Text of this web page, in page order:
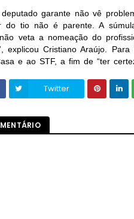
garante não vê
do tio não é parente. A
veta a nomeação do
explicou Cristiano Araújo.
e ao STF, a fim de “ter
Twitter